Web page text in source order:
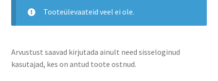
Tooteülevaateid veel ei ole.
Arvustust saavad kirjutada ainult need sisseloginud
kasutajad, kes on antud toote ostnud.